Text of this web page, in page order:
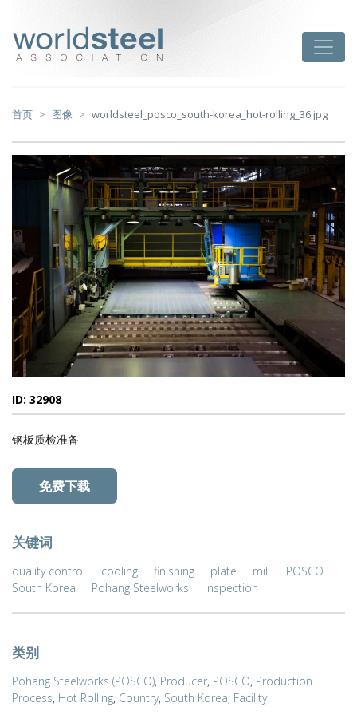
首页 图像 worldsteel_posco_south-korea_hot-rolling_36.jpg
ID: 32908
钢板质检准备
免费下载
关键词
quality control cooling finishing plate mill
POSCO
South Korea
Pohang Steelworks inspection
类别
Pohang Steelworks (POSCO), Producer, POSCO, Production
Process, Hot Rolling, Country, South Korea, Facility